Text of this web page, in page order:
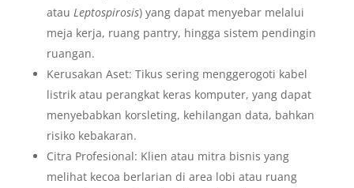
atau Leptospirosis) yang dapat menyebar melalui
meja kerja, ruang pantry, hingga sistem pendingin
ruangan.
Kerusakan Aset: Tikus sering menggerogoti kabel
listrik atau perangkat keras komputer, yang dapat
menyebabkan korsleting, kehilangan data, bahkan
risiko kebakaran.
Citra Profesional: Klien atau mitra bisnis yang
melihat kecoa berlarian di area lobi atau ruang